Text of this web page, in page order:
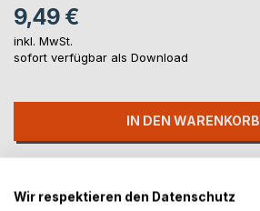
9,49 €
inkl. MwSt.
sofort verfügbar als Download
IN DEN WARENKORB
Titel bewerten
Wir respektieren den Datenschutz